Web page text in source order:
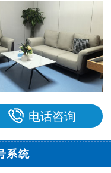
电话咨询
系统